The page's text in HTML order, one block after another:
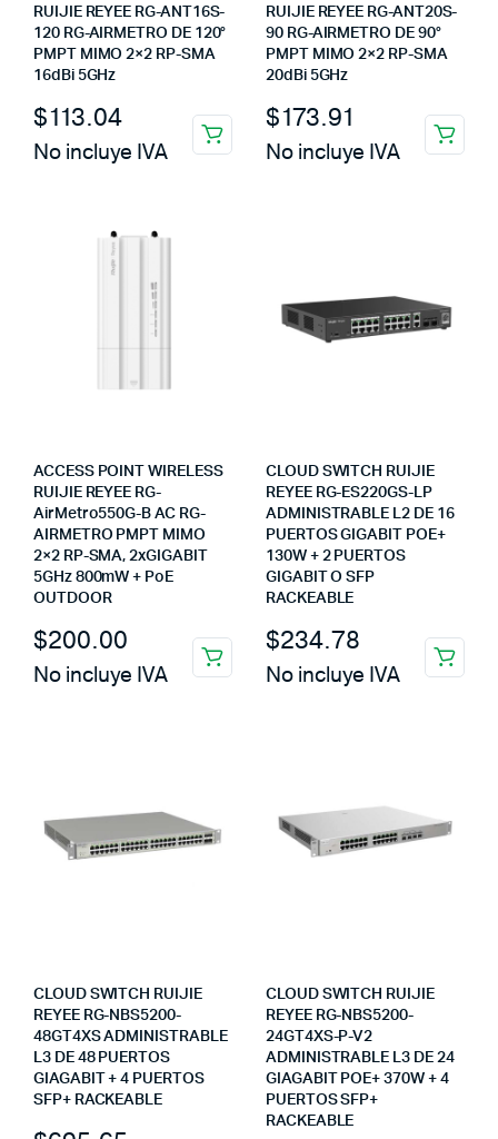
RUIJIE REYEE RG-ANT16S-
120 RG-AIRMETRO DE 120°
PMPT MIMO 2×2 RP-SMA
16dBi 5GHz
$113.04
No incluye IVA
RUIJIE REYEE RG-ANT20S-
90 RG-AIRMETRO DE 90°
PMPT MIMO 2×2 RP-SMA
20dBi 5GHz
$173.91
No incluye IVA
ACCESS POINT WIRELESS
RUIJIE REYEE RG-
AirMetro550G-B AC RG-
AIRMETRO PMPT MIMO
2×2 RP-SMA, 2xGIGABIT
5GHz 800mW + PoE
OUTDOOR
$200.00
No incluye IVA
CLOUD SWITCH RUIJIE
REYEE RG-ES220GS-LP
ADMINISTRABLE L2 DE 16
PUERTOS GIGABIT POE+
130W + 2 PUERTOS
GIGABIT O SFP
RACKEABLE
$234.78
No incluye IVA
CLOUD SWITCH RUIJIE
REYEE RG-NBS5200-
48GT4XS ADMINISTRABLE
L3 DE 48 PUERTOS
GIAGABIT + 4 PUERTOS
SFP+ RACKEABLE
CLOUD SWITCH RUIJIE
REYEE RG-NBS5200-
24GT4XS-P-V2
ADMINISTRABLE L3 DE 24
GIAGABIT POE+ 370W + 4
PUERTOS SFP+
RACKEABLE